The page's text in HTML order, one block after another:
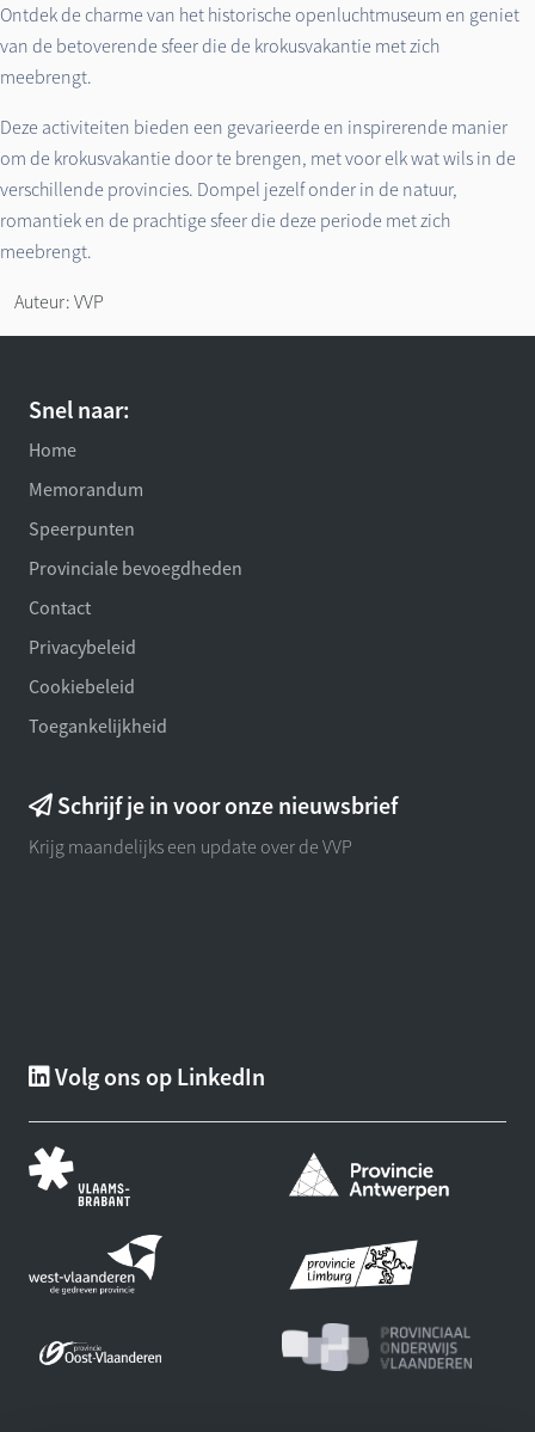
Ontdek de charme van het historische openluchtmuseum en geniet
van de betoverende sfeer die de krokusvakantie met zich
meebrengt.
Deze activiteiten bieden een gevarieerde en inspirerende manier
om de krokusvakantie door te brengen, met voor elk wat wils in de
verschillende provincies. Dompel jezelf onder in de natuur,
romantiek en de prachtige sfeer die deze periode met zich
meebrengt.
Auteur: VVP
Snel naar:
Home
Memorandum
Speerpunten
Provinciale bevoegdheden
Contact
Privacybeleid
Cookiebeleid
Toegankelijkheid
Schrijf je in voor onze nieuwsbrief
Krijg maandelijks een update over de VVP
Volg ons op LinkedIn